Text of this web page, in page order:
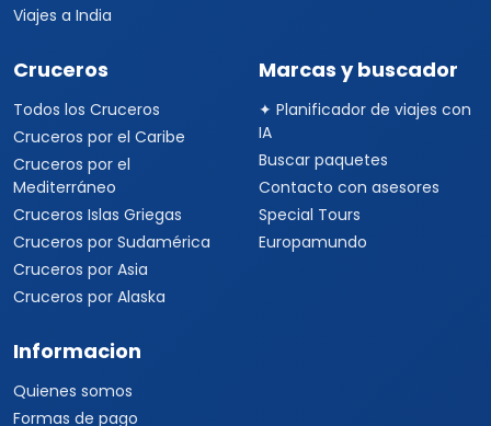
Viajes a India
Cruceros
Todos los Cruceros
Cruceros por el Caribe
Cruceros por el
Mediterráneo
Cruceros Islas Griegas
Cruceros por Sudamérica
Cruceros por Asia
Cruceros por Alaska
Marcas y buscador
✦ Planificador de viajes con
IA
Buscar paquetes
Contacto con asesores
Special Tours
Europamundo
Informacion
Quienes somos
Formas de pago